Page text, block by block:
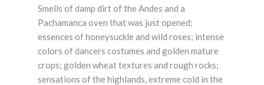
Smells of damp dirt of the Andes and a
Pachamanca oven that was just opened;
essences of honeysuckle and wild roses; intense
colors of dancers costumes and golden mature
crops; golden wheat textures and rough rocks;
sensations of the highlands, extreme cold in the